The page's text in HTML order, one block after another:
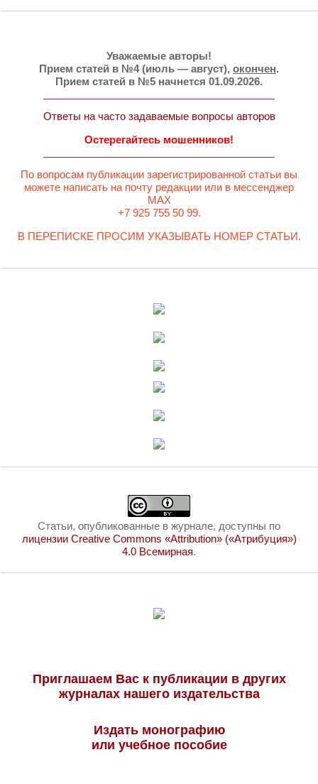
Уважаемые авторы!
Прием статей в №4 (июль — август), окончен.
Прием статей в №5 начнется 01.09.2026.
Ответы на часто задаваемые вопросы авторов
Остерегайтесь мошенников!
По вопросам публикации зарегистрированной статьи вы
можете написать на почту редакции или в мессенджер
MAX
+7 925 755 50 99.
В ПЕРЕПИСКЕ ПРОСИМ УКАЗЫВАТЬ НОМЕР СТАТЬИ.
Статьи, опубликованные в журнале, доступны по
лицензии Creative Commons «Attribution» («Атрибуция»)
4.0 Всемирная.
Приглашаем Вас к публикации в других
журналах нашего издательства
Издать монографию
или учебное пособие